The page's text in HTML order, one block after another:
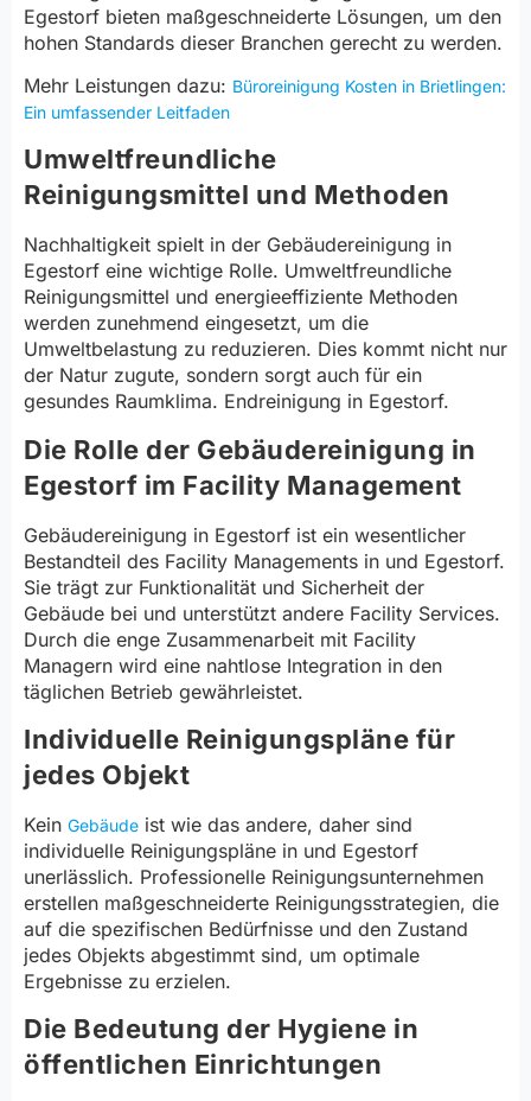
Egestorf bieten maßgeschneiderte Lösungen, um den
hohen Standards dieser Branchen gerecht zu werden.
Mehr Leistungen dazu: Büroreinigung Kosten in Brietlingen:
Ein umfassender Leitfaden
Umweltfreundliche
Reinigungsmittel und Methoden
Nachhaltigkeit spielt in der Gebäudereinigung in
Egestorf eine wichtige Rolle. Umweltfreundliche
Reinigungsmittel und energieeffiziente Methoden
werden zunehmend eingesetzt, um die
Umweltbelastung zu reduzieren. Dies kommt nicht nur
der Natur zugute, sondern sorgt auch für ein
gesundes Raumklima. Endreinigung in Egestorf.
Die Rolle der Gebäudereinigung in
Egestorf im Facility Management
Gebäudereinigung in Egestorf ist ein wesentlicher
Bestandteil des Facility Managements in und Egestorf.
Sie trägt zur Funktionalität und Sicherheit der
Gebäude bei und unterstützt andere Facility Services.
Durch die enge Zusammenarbeit mit Facility
Managern wird eine nahtlose Integration in den
täglichen Betrieb gewährleistet.
Individuelle Reinigungspläne für
jedes Objekt
Kein Gebäude ist wie das andere, daher sind
individuelle Reinigungspläne in und Egestorf
unerlässlich. Professionelle Reinigungsunternehmen
erstellen maßgeschneiderte Reinigungsstrategien, die
auf die spezifischen Bedürfnisse und den Zustand
jedes Objekts abgestimmt sind, um optimale
Ergebnisse zu erzielen.
Die Bedeutung der Hygiene in
öffentlichen Einrichtungen